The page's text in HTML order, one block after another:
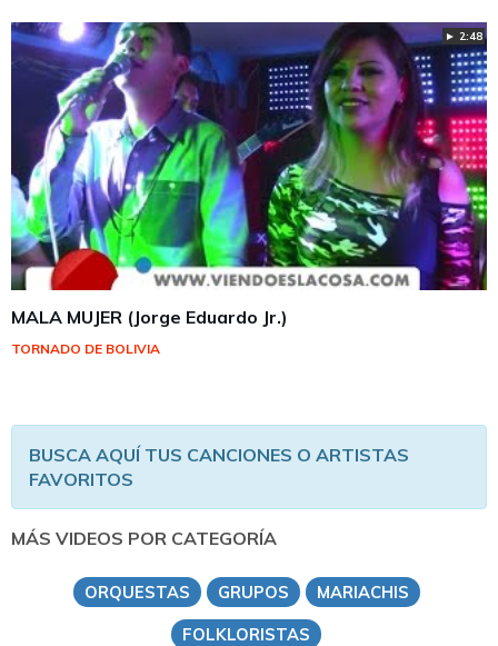
► 2:48
MALA MUJER (Jorge Eduardo Jr.)
TORNADO DE BOLIVIA
BUSCA AQUÍ TUS CANCIONES O ARTISTAS
FAVORITOS
MÁS VIDEOS POR CATEGORÍA
ORQUESTAS GRUPOS
MARIACHIS
FOLKLORISTAS